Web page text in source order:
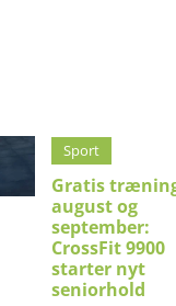
Sport
Gratis
august og
september:
CrossFit 9900
starter nyt
seniorhold